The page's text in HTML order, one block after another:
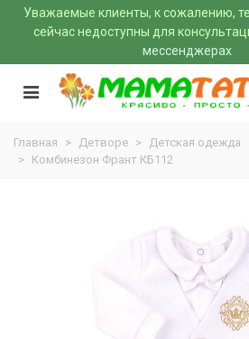
Уважаемые клиенты, к сожалению,
сейчас недоступны для
мессенджерах
Главная > Детворе > Детская одежда
> Комбинезон Франт КБ112